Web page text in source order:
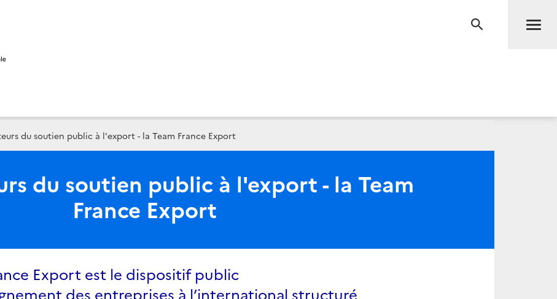
RECHERCHE
du soutien public à l'export - la Team France Export
du soutien public à l'export - la Team
France Export
Export est le dispositif public
des entreprises à l’international structuré